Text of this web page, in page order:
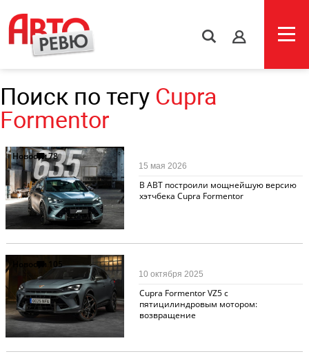
s
Поиск по тегу Cupra
Formentor
Новости78
В ABT построили мощнейшую версию
хэтчбека Cupra Formentor
15 мая 2026
Новости 105
Cupra Formentor VZ5 c
пятицилиндровым мотором:
возвращение
10 октября 2025